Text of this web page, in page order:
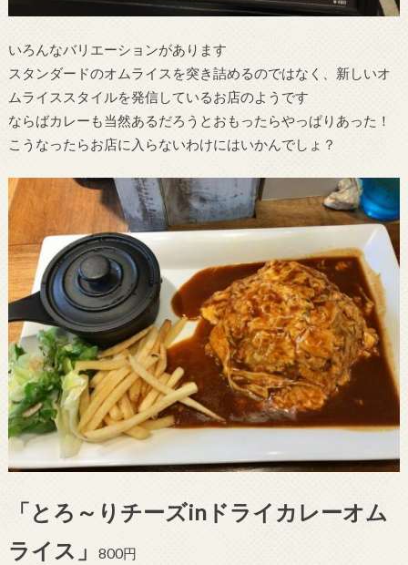
いろんなバリエーションがあります
スタンダードのオムライスを突き詰めるのではなく、新しいオ
ムライススタイルを発信しているお店のようです
ならばカレーも当然あるだろうとおもったらやっぱりあった！
こうなったらお店に入らないわけにはいかんでしょ？
「とろ～りチーズinドライカレーオム
ライス」
800円